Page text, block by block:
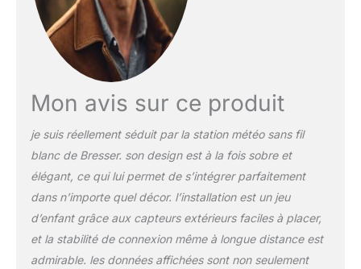
dernières heures. Grâce
au réseau Wi-Fi, vous
avez accès aux
Cloud pour partager vos
données locales. En
permet une
synchronisation
temporelle sur internet et
les mises à jour du
logiciel. La station météo
réveil/alarme, un
avertissement de
Mon avis sur ce produit
je suis réellement séduit par la station météo sans fil
blanc de Bresser. son design est à la fois sobre et
élégant, ce qui lui permet de s’intégrer parfaitement
dans n’importe quel décor. l’installation est un jeu
d’enfant grâce aux capteurs extérieurs faciles à placer,
et la stabilité de connexion même à longue distance est
admirable. les données affichées sont non seulement